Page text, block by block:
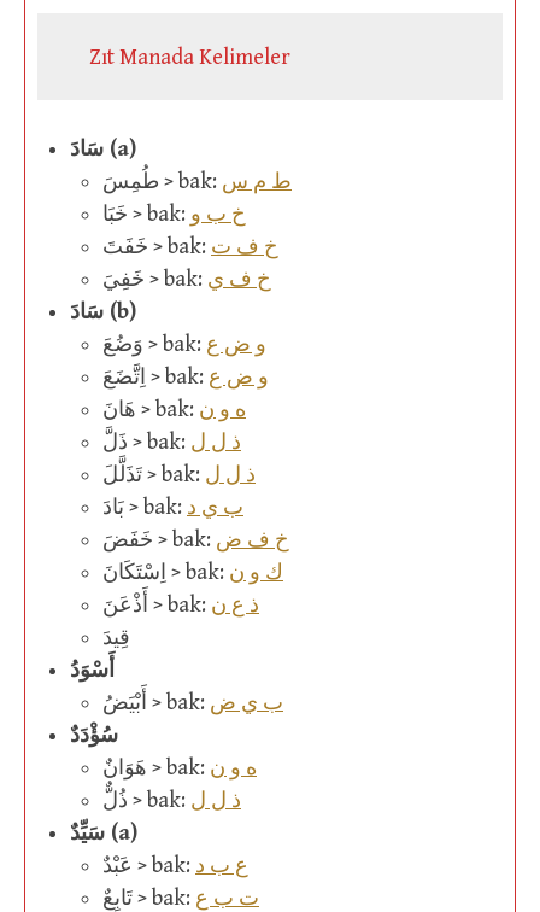
Zıt Manada Kelimeler
سَادَ (a)
طُمِسَ > bak: ط م س
خَبَا > bak: خ ب و
خَفَتَ > bak: خ ف ت
خَفِيَ > bak: خ ف ي
سَادَ (b)
وَضُعَ > bak: و ض ع
اِتَّضَعَ > bak: و ض ع
هَانَ > bak: ه و ن
ذَلَّ > bak: ذ ل ل
تَذَلَّلَ > bak: ذ ل ل
بَادَ > bak: ب ي د
خَفَضَ > bak: خ ف ض
اِسْتَكَانَ > bak: ك و ن
أَذْعَنَ > bak: ذ ع ن
قِيدَ
أَسْوَدُ
أَبْيَضُ > bak: ب ي ض
سُؤْدَدٌ
هَوَانٌ > bak: ه و ن
ذُلٌّ > bak: ذ ل ل
سَيِّدٌ (a)
عَبْدٌ > bak: ع ب د
تَابِعٌ > bak: ت ب ع